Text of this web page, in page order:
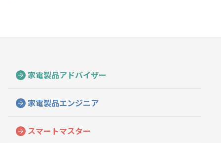
家電製品アドバイザー
家電製品エンジニア
スマートマスター